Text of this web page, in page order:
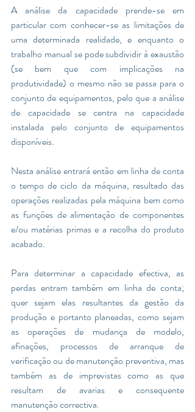
A análise da capacidade prende-se em
particular com conhecer-se as limitações de
uma determinada realidade, e enquanto o
trabalho manual se pode subdividir à exaustão
(se bem que com implicações na
produtividade) o mesmo não se passa para o
conjunto de equipamentos, pelo que a análise
de capacidade se centra na capacidade
instalada pelo conjunto de equipamentos
disponíveis.
Nesta análise entrará então em linha de conta
o tempo de ciclo da máquina, resultado das
operações realizadas pela máquina bem como
as funções de alimentação de componentes
e/ou matérias primas e a recolha do produto
acabado.
Para determinar a capacidade efectiva, as
perdas entram também em linha de conta;
quer sejam elas resultantes da gestão da
produção e portanto planeadas, como sejam
as operações de mudança de modelo,
afinações, processos de arranque de
verificação ou de manutenção preventiva, mas
também as de imprevistas como as que
resultam de avarias e consequente
manutenção correctiva.